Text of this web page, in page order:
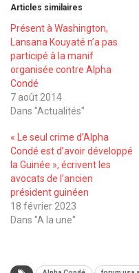
Articles similaires
Présent à Washington,
Lansana Kouyaté n’a pas
participé à la manif
organisée contre Alpha
Condé
7 août 2014
Dans "Actualités"
« Le seul crime d’Alpha
Condé est d’avoir développé
la Guinée », écrivent les
avocats de l’ancien
président guinéen
18 février 2023
Dans "A la une"